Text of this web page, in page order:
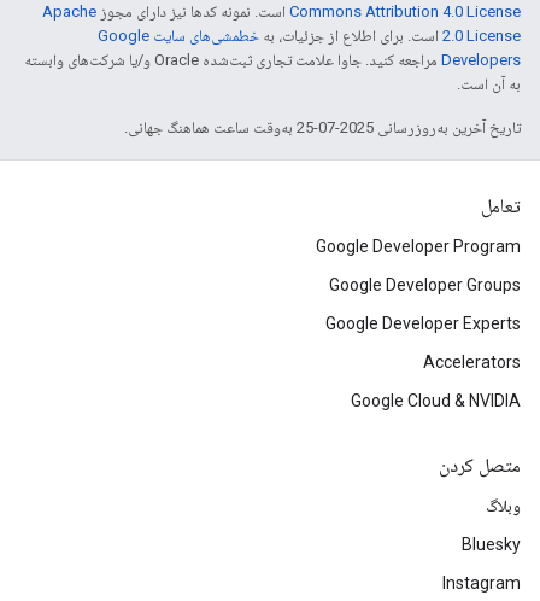
Commons Attribution 4.0 License است. نمونه کدها نیز دارای مجوز Apache
2.0 License است. برای اطلاع از جزئیات، به
خطمشی‌های سایت Google
Developers‏
مراجعه کنید. جاوا علامت تجاری ثبت‌شده Oracle و/یا شرکت‌های وابسته
به آن است.
تاریخ آخرین به‌روزرسانی 2025-07-25 به‌وقت ساعت هماهنگ جهانی.
تعامل
Google Developer Program
Google Developer Groups
Google Developer Experts
Accelerators
Google Cloud & NVIDIA
متصل کردن
وبلاگ
Bluesky
Instagram